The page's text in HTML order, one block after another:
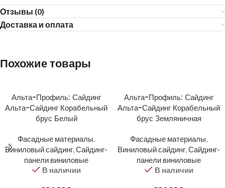
Отзывы (0)
Доставка и оплата
Похожие товары
Альта-Профиль: Сайдинг
Альта-Сайдинг Корабельный
брус Белый
Фасадные материалы,
Виниловый сайдинг,Сайдинг-
панели виниловые
В наличии
Альта-Профиль: Сайдинг
Альта-Сайдинг Корабельный
брус Земляничная
Фасадные материалы,
Виниловый сайдинг,Сайдинг-
панели виниловые
В наличии